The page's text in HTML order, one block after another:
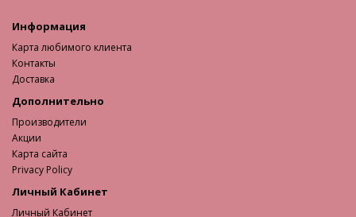
Информация
Карта любимого клиента
Контакты
Доставка
Дополнительно
Производители
Акции
Карта сайта
Privacy Policy
Личный Кабинет
Личный Кабинет